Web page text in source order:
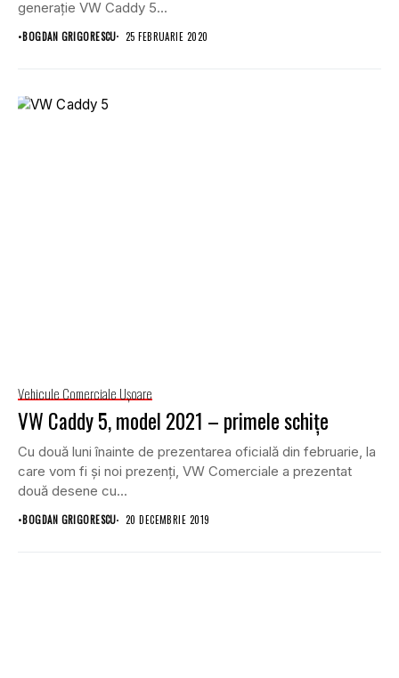
generație VW Caddy 5...
•BOGDAN GRIGORESCU 25 FEBRUARIE 2020
Vehicule Comerciale Uşoare
VW Caddy 5, model 2021 – primele schițe
Cu două luni înainte de prezentarea oficială din februarie, la
care vom fi și noi prezenți, VW Comerciale a prezentat
două desene cu...
•BOGDAN GRIGORESCU 20 DECEMBRIE 2019